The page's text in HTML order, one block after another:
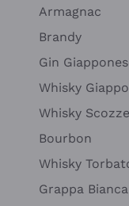
Armagnac
Brandy
Gin
Whisky
Whisky
Bourbon
Whisky
Grappa Bianca